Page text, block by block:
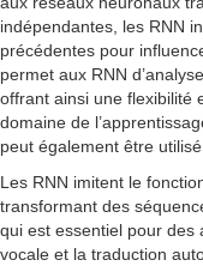
indépendantes, les RNN
précédentes pour
permet aux RNN
offrant ainsi une flexibilité
domaine de
peut également être
Les RNN imitent le
transformant des
qui est essentiel pour des
vocale et la traduction